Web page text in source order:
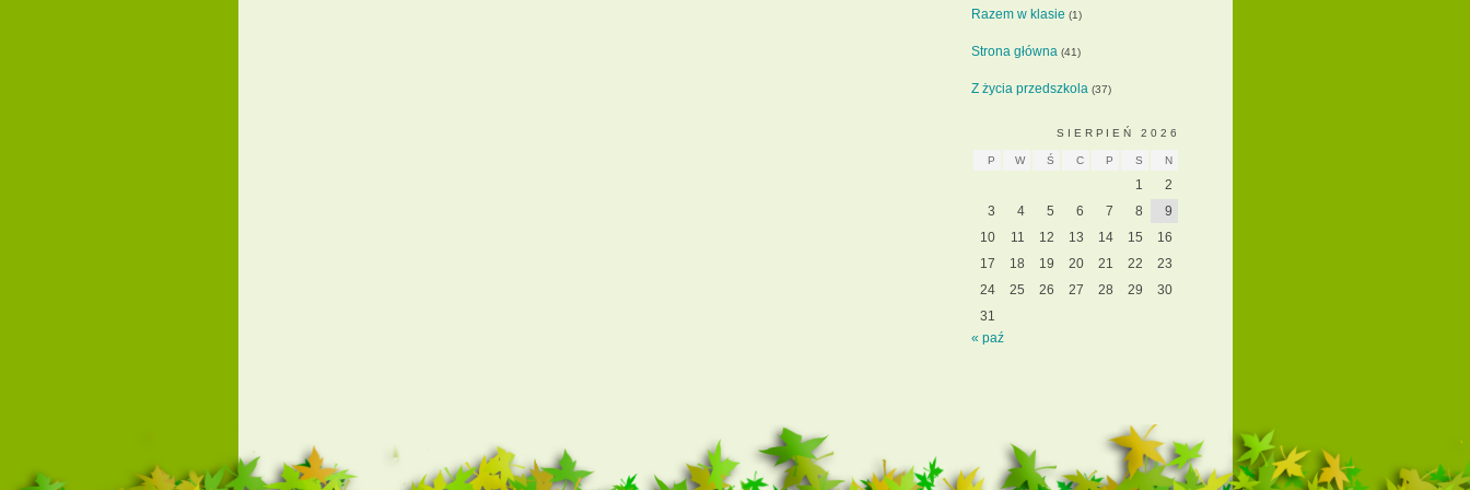
Razem w klasie (1)
Strona główna(41)
Z życia przedszkola(37)
SIERPIEŃ 2026
P W Ś C P S N
1
2
3
4 5 6 7 8
9
10
11 12 13 14 15
16
17
18 19 20 21 22
23
24
25 26 27 28 29
30
31
« paź